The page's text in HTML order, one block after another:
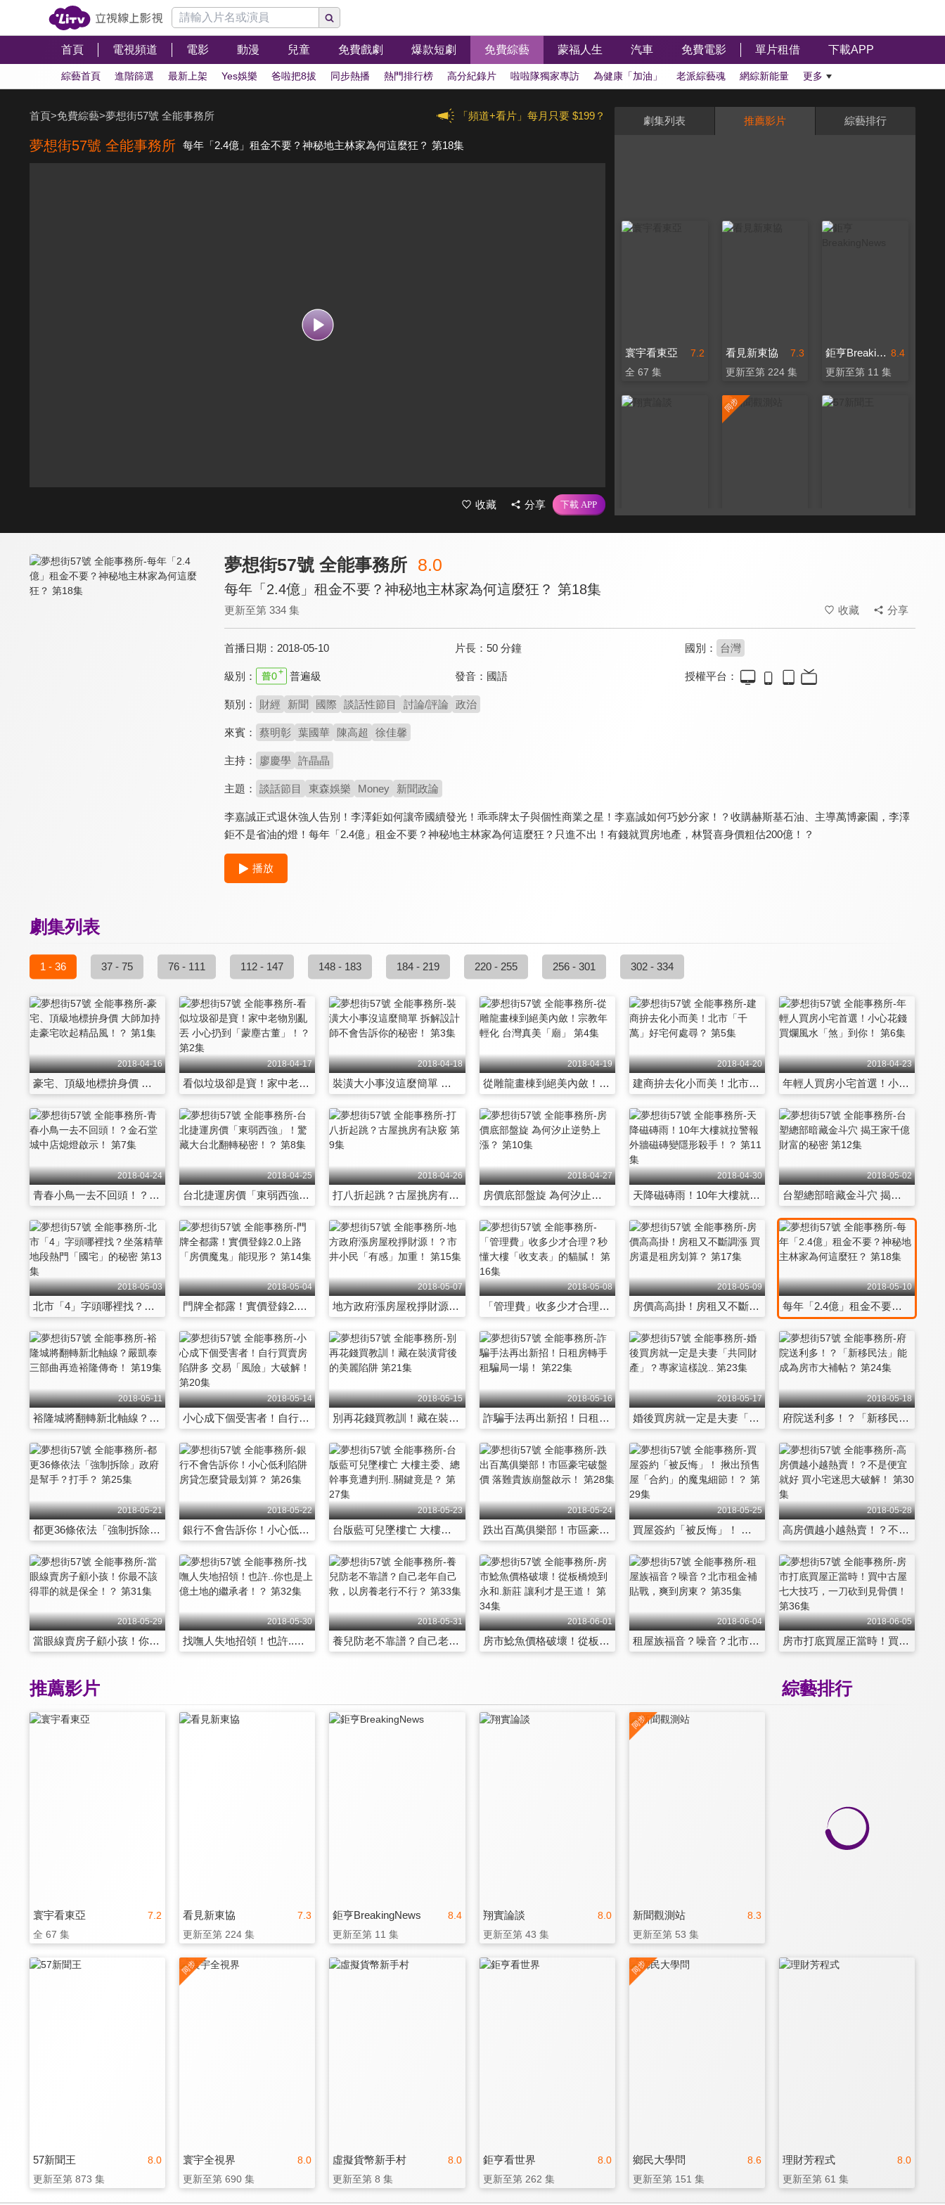
首頁 電視頻道 電影 動漫 兒童 免費戲劇 爆款短劇 免費綜藝 蒙福人生 汽車 免費電影 單片租借 下載APP
綜藝首頁 進階篩選 最新上架 Yes娛樂 爸啦把8拔 同步熱播 熱門排行榜 高分紀錄片 啦啦隊獨家專訪 為健康「加油」 老派綜藝魂 網綜新能量 更多
「頻道+看片」每月只要 $199？
首頁>免費綜藝>夢想街57號 全能事務所
夢想街57號 全能事務所 每年「2.4億」租金不要？神秘地主林家為何這麼狂？ 第18集
收藏 分享
劇集列表 推薦影片 綜藝排行
7.2
寰宇看東亞
全 67 集
7.3
看見新東協
更新至第 224 集
8.4
鉅亨BreakingNews
更新至第 11 集
夢想街57號 全能事務所 8.0
每年「2.4億」租金不要？神秘地主林家為何這麼狂？ 第18集
更新至第 334 集 收藏 分享
首播日期： 2018-05-10 片長： 50 分鐘 國別： 台灣
級別： 普遍級 發音： 國語 授權平台：
類別： 財經 新聞 國際 談話性節目 討論/評論 政治
來賓： 蔡明彰 葉國華 陳高超 徐佳馨
主持： 廖慶學 許晶晶
主題： 談話節目 東森娛樂 Money 新聞政論
李嘉誠正式退休強人告別！李澤鉅如何讓帝國續發光！乖乖牌太子與個性商業之星！李嘉誠如何巧妙分家！？收購赫斯基石油、主導萬博豪園，李澤
鉅不是省油的燈！每年「2.4億」租金不要？神秘地主林家為何這麼狂？只進不出！有錢就買房地產，林賢喜身價粗估200億！？
播放
劇集列表
1 - 36 37 - 75 76 - 111 112 - 147 148 - 183 184 - 219 220 - 255 256 - 301 302 - 334
2018-04-16
豪宅、頂級地標拚身價 大師加持走豪宅吹起精品風！？ 第1集
2018-04-17
看似垃圾卻是寶！家中老物別亂丟 小心扔到「蒙塵古董」！？ 第2集
2018-04-18
裝潢大小事沒這麼簡單 拆解設計師不會告訴你的秘密！ 第3集
2018-04-19
從雕龍畫棟到絕美內斂！宗教年輕化 台灣真美「廟」 第4集
2018-04-20
建商拚去化小而美！北市「千萬」好宅何處尋？ 第5集
2018-04-23
年輕人買房小宅首選！小心花錢買爛風水「煞」到你！ 第6集
2018-04-24
青春小鳥一去不回頭！？金石堂城中店熄燈啟示！ 第7集
2018-04-25
台北捷運房價「東弱西強」！驚藏大台北翻轉秘密！？ 第8集
2018-04-26
打八折起跳？古屋挑房有訣竅 第9集
2018-04-27
房價底部盤旋 為何汐止逆勢上漲？ 第10集
2018-04-30
天降磁磚雨！10年大樓就拉警報 外牆磁磚變隱形殺手！？ 第11集
2018-05-02
台塑總部暗藏金斗穴 揭王家千億財富的秘密 第12集
2018-05-03
北市「4」字頭哪裡找？坐落精華地段熱門「國宅」的秘密 第13集
2018-05-04
門牌全都露！實價登錄2.0上路 「房價魔鬼」能現形？ 第14集
2018-05-07
地方政府漲房屋稅掙財源！？市井小民「有感」加重！ 第15集
2018-05-08
「管理費」收多少才合理？秒懂大樓「收支表」的貓膩！ 第16集
2018-05-09
房價高高掛！房租又不斷調漲 買房還是租房划算？ 第17集
2018-05-10
每年「2.4億」租金不要？神秘地主林家為何這麼狂？ 第18集
2018-05-11
裕隆城將翻轉新北軸線？嚴凱泰三部曲再造裕隆傳奇！ 第19集
2018-05-14
小心成下個受害者！自行買賣房陷阱多 交易「風險」大破解！ 第20集
2018-05-15
別再花錢買教訓！藏在裝潢背後的美麗陷阱 第21集
2018-05-16
詐騙手法再出新招！日租房轉手租騙局一場！ 第22集
2018-05-17
婚後買房就一定是夫妻「共同財產」？專家這樣說.. 第23集
2018-05-18
府院送利多！？「新移民法」能成為房市大補帖？ 第24集
2018-05-21
都更36條依法「強制拆除」政府是幫手？打手？ 第25集
2018-05-22
銀行不會告訴你！小心低利陷阱 房貸怎麼貸最划算？ 第26集
2018-05-23
台版藍可兒墜樓亡 大樓主委、總幹事竟遭判刑..關鍵竟是？ 第27集
2018-05-24
跌出百萬俱樂部！市區豪宅破盤價 落難貴族崩盤啟示！ 第28集
2018-05-25
買屋簽約「被反悔」！ 揪出預售屋「合約」的魔鬼細節！？ 第29集
2018-05-28
高房價越小越熱賣！？不是便宜就好 買小宅迷思大破解！ 第30集
2018-05-29
當眼線賣房子顧小孩！你最不該得罪的就是保全！？ 第31集
2018-05-30
找嘸人失地招領！也許..你也是上億土地的繼承者！？ 第32集
2018-05-31
養兒防老不靠譜？自己老年自己救，以房養老行不行？ 第33集
2018-06-01
房市鯰魚價格破壞！從板橋燒到永和.新莊 讓利才是王道！ 第34集
2018-06-04
租屋族福音？噪音？北市租金補貼戰，爽到房東？ 第35集
2018-06-05
房市打底買屋正當時！買中古屋七大技巧，一刀砍到見骨價！ 第36集
綜藝排行
推薦影片
7.2
寰宇看東亞
全 67 集
7.3
看見新東協
更新至第 224 集
8.4
鉅亨BreakingNews
更新至第 11 集
8.0
翔實論談
更新至第 43 集
8.3
新聞觀測站
更新至第 53 集
8.0
57新聞王
更新至第 873 集
8.0
寰宇全視界
更新至第 690 集
8.0
虛擬貨幣新手村
更新至第 8 集
8.0
鉅亨看世界
更新至第 262 集
8.6
鄉民大學問
更新至第 151 集
8.0
理財芳程式
更新至第 61 集